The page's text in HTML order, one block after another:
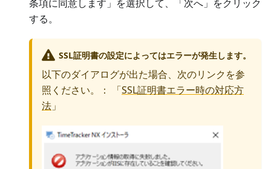
条項に同意します」を選択して、「次へ」をクリック
する。
SSL証明書の設定によってはエラーが発生します。
以下のダイアログが出た場合、次のリンクを参
照ください。： 「SSL証明書エラー時の対応方
法 」